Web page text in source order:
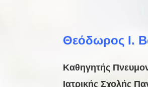
Υπηρεσίες
Θεόδωρος Ι.
Καθηγητής
Ιατρικής Σχολής